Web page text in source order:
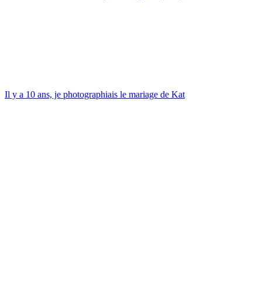
Il y a 10 ans, je photographiais le mariage de Kat